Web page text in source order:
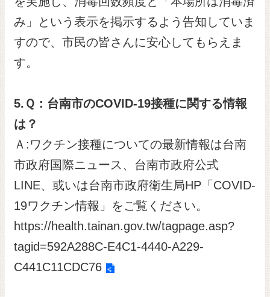
み」という表示を掲示するよう告知していま
すので、市民の皆さんに安心してもらえま
す。
5. Ｑ：台南市のCOVID-19接種に関する情報
は？
Ａ:ワクチン接種についての最新情報は台南
市政府国際ニュース、台南市政府公式
LINE、或いは台南市政府衛生局HP「COVID-
19ワクチン情報」をご覧ください。
https://health.tainan.gov.tw/tagpage.asp?
tagid=592A288C-E4C1-4440-A229-
C441C11CDC76